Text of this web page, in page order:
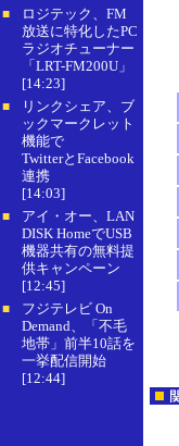
■
ロジテック、FM
放送に特化したPC
ラジオチューナー
「LRT-FM200U」
[14:23]
■
リンクシェア、ブ
ックマークレット
機能で
TwitterとFacebook
連携
[14:03]
■
アイ・オー、LAN
DISK HomeでUSB
機器共有の無料提
供キャンペーン
[12:45]
■
フジテレビ On
Demand、「不毛
地帯」前半10話を
一挙配信開始
[12:44]